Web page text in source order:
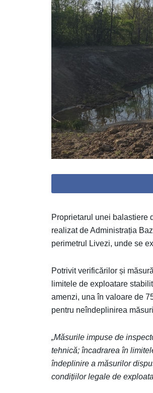
Proprietarul unei balastiere
realizat de Administrația
perimetrul Livezi, unde se
Potrivit verificărilor și
limitele de exploatare
amenzi, una în valoare de
pentru neîndeplinirea
„Măsurile impuse de
tehnică; încadrarea în
îndeplinire a măsurilor
condițiilor legale de